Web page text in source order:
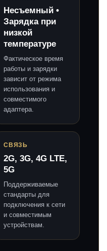
Несъемный •
Зарядка при
низкой
температуре
Фактическое время
работы и зарядки
зависит от режима
использования и
совместимого
адаптера.
СВЯЗЬ
2G, 3G, 4G LTE,
5G
Поддерживаемые
стандарты для
подключения к сети
и совместимым
устройствам.